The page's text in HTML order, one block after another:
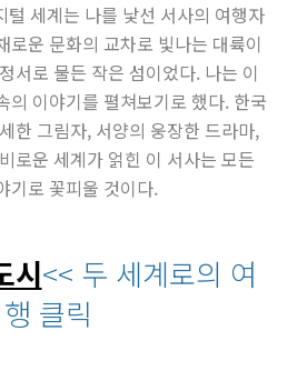
세계는 나를 낯선 서사의 여행자
로운 문화의 교차로 빛나는 대륙이
서로 물든 작은 섬이었다. 나는 이
의 이야기를 펼쳐보기로 했다. 한국
한 그림자, 서양의 웅장한 드라마,
로운 세계가 얽힌 이 서사는 모든
기로 꽃피울 것이다.
시<< 두 세계로의 여
행 클릭